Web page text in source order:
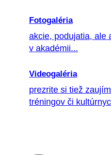
Fotogaléria
akcie, podujatia, ale
v akadémii...
Videogaléria
prezrite si tiež
tréningov či